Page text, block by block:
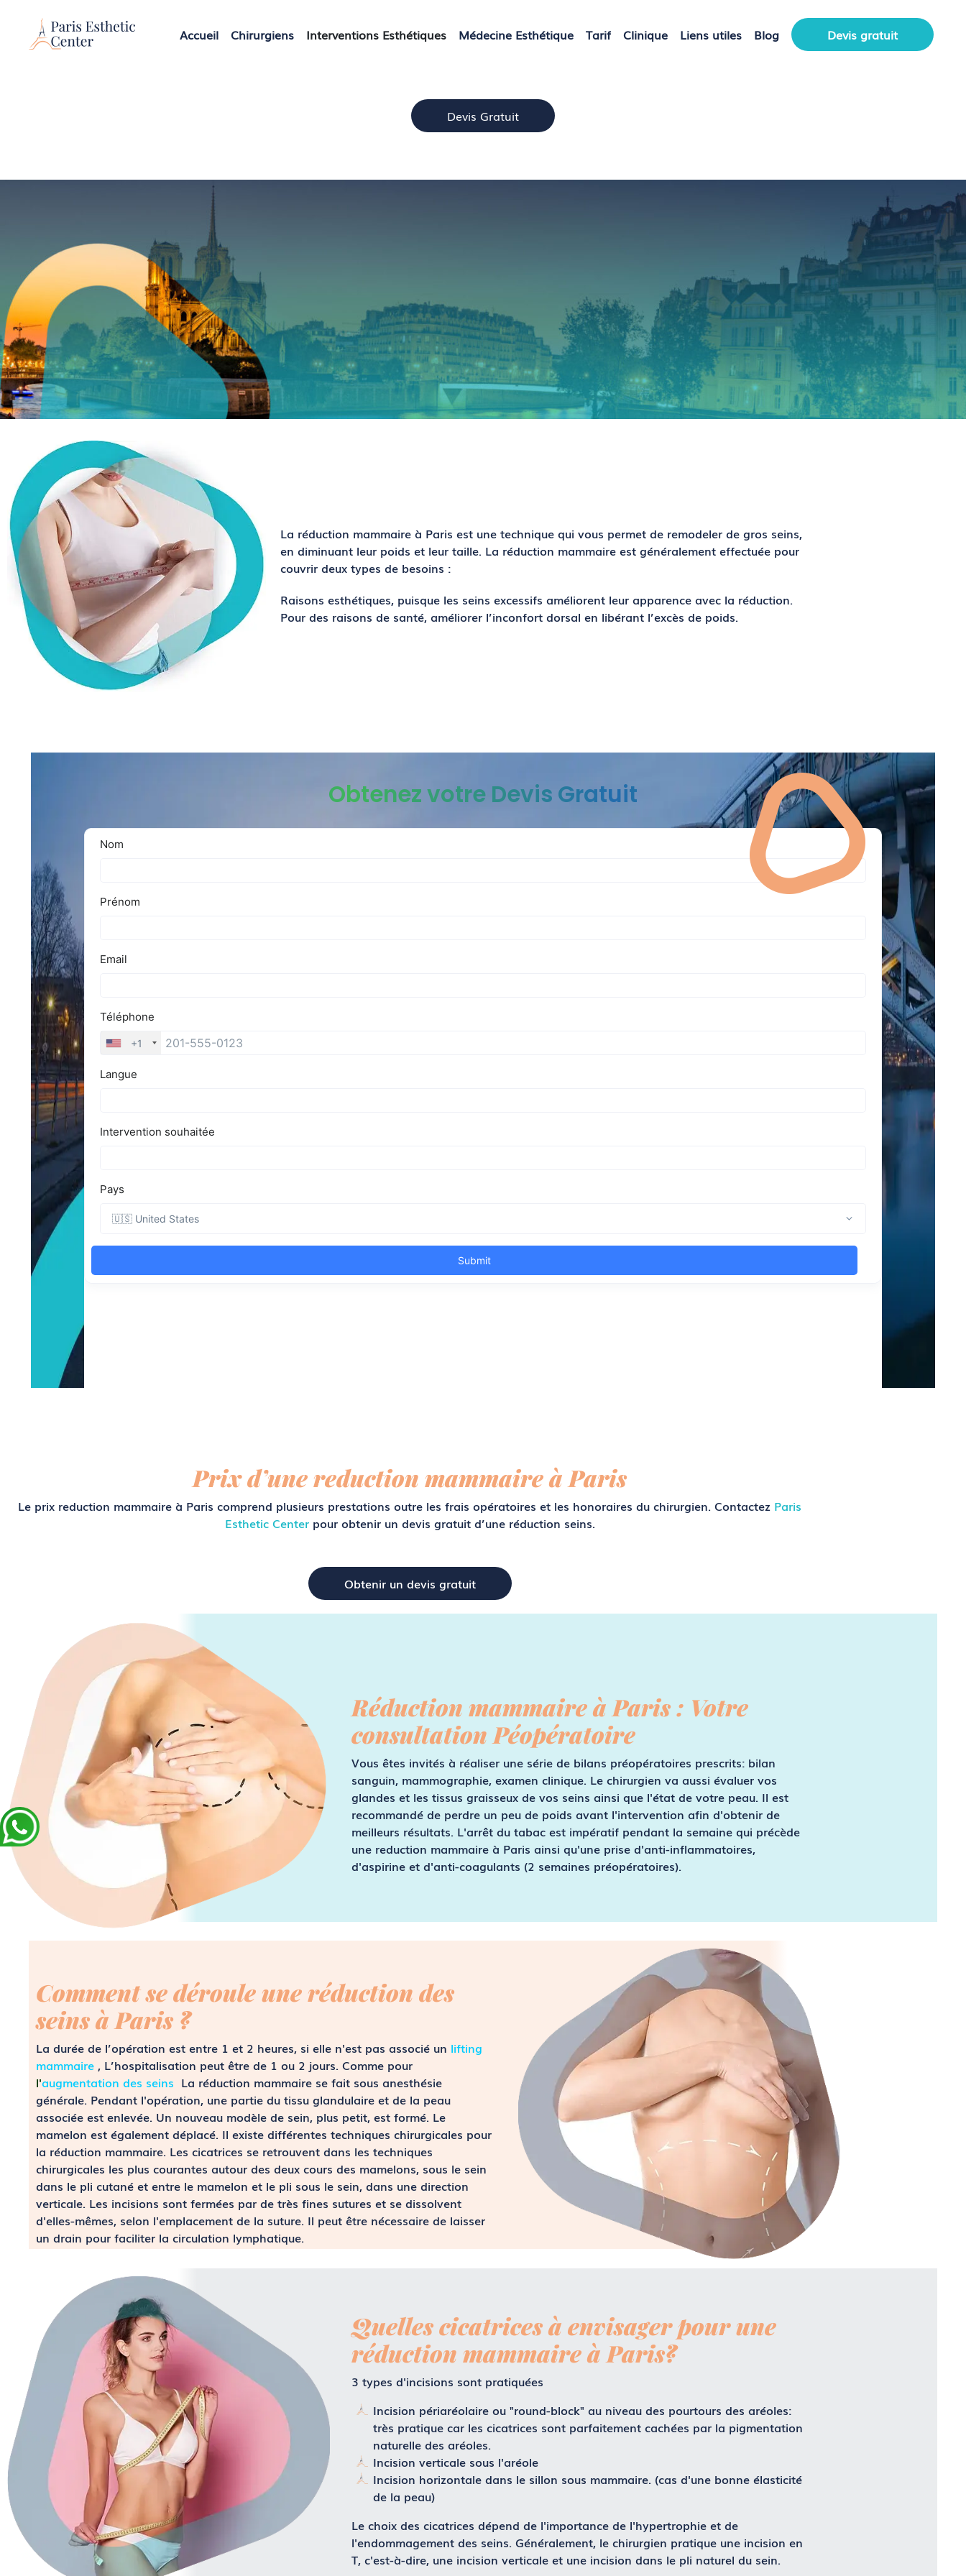
Accueil Chirurgiens Interventions Esthétiques Médecine Esthétique Tarif Clinique Liens utiles Blog Devis gratuit
Devis Gratuit
La réduction mammaireà Paris est une technique qui vous permet de remodeler de gros seins,
en diminuant leur poids et leur taille. La réduction mammaire est généralement effectuée pour
couvrir deux types de besoins :
Raisons esthétiques, puisque les seins excessifs améliorent leur apparence avec la réduction.
Pour des raisons de santé, améliorer l’inconfort dorsal en libérant l’excès de poids.
Obtenez votre Devis Gratuit
Prix d’une reduction mammaire à Paris
Le prix reduction mammaire à Paris comprend plusieurs prestations outre les frais opératoires et les honoraires du chirurgien. Contactez Paris
Esthetic Centerpour obtenir un devis gratuit d’une réduction seins.
Obtenir un devis gratuit
Réduction mammaire à Paris : Votre
consultation Péopératoire
Vous êtes invités à réaliser une série de bilans préopératoires prescrits: bilan
sanguin, mammographie, examen clinique. Le chirurgien va aussi évaluer vos
glandes et les tissus graisseux de vos seins ainsi que l'état de votre peau. Il est
recommandé de perdre un peu de poids avant l'intervention afin d'obtenir de
meilleurs résultats. L'arrêt du tabac est impératif pendant la semaine qui précède
une reduction mammaire à Paris ainsi qu'une prise d'anti-inflammatoires,
d'aspirine et d'anti-coagulants (2 semaines préopératoires).
Comment se déroule une réduction des
seins à Paris ?
La durée de l’opération est entre 1 et 2 heures, si elle n'est pas associé un lifting
mammaire , L’hospitalisation peut être de 1 ou 2 jours. Comme pour
l'augmentation des seins La réduction mammaire se fait sous anesthésie
générale. Pendant l'opération, une partie du tissu glandulaire et de la peau
associée est enlevée. Un nouveau modèle de sein, plus petit, est formé. Le
mamelon est également déplacé. Il existe différentes techniques chirurgicales pour
la réduction mammaire. Les cicatrices se retrouvent dans les techniques
chirurgicales les plus courantes autour des deux cours des mamelons, sous le sein
dans le pli cutané et entre le mamelon et le pli sous le sein, dans une direction
verticale. Les incisions sont fermées par de très fines sutures et se dissolvent
d'elles-mêmes, selon l'emplacement de la suture. Il peut être nécessaire de laisser
un drain pour faciliter la circulation lymphatique.
Quelles cicatrices à envisager pour une
réduction mammaire à Paris?
3 types d'incisions sont pratiquées
Incision périaréolaire ou "round-block" au niveau des pourtours des aréoles:
très pratique car les cicatrices sont parfaitement cachées par la pigmentation
naturelle des aréoles.
Incision verticale sous l'aréole
Incision horizontale dans le sillon sous mammaire. (cas d'une bonne élasticité
de la peau)
Le choix des cicatrices dépend de l'importance de l'hypertrophie et de
l'endommagement des seins. Généralement, le chirurgien pratique une incision en
T, c'est-à-dire, une incision verticale et une incision dans le pli naturel du sein.